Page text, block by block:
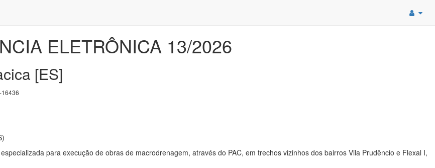
ELETRÔNICA 13/2026
[ES]
para execução de obras de macrodrenagem, através do PAC, em trechos vizinhos dos bairros Vila Prudêncio e Flexal I,